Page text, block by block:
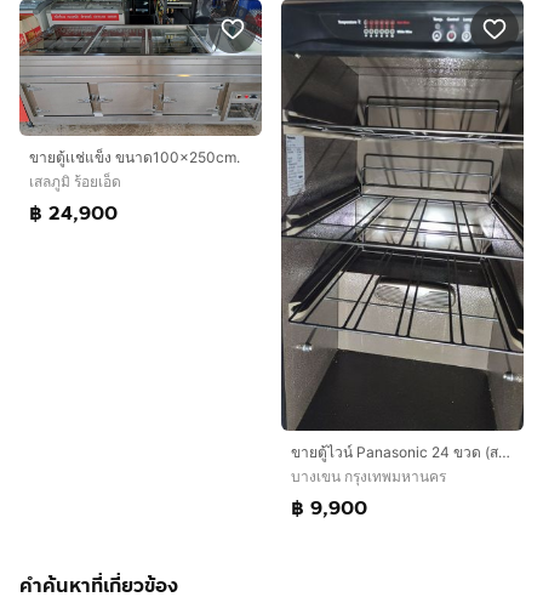
ขายตู้เเช่แข็ง ขนาด100×250cm.
เสลภูมิ ร้อยเอ็ด
฿ 24,900
ขายตู้ไวน์ Panasonic 24 ขวด (สภาพนางฟ้า) เหมือนใหม่ ใช้งานมือเดียว 9,900 บาท
บางเขน กรุงเทพมหานคร
฿ 9,900
คำค้นหาที่เกี่ยวข้อง